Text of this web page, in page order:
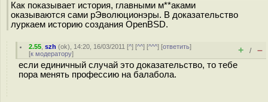
Как показывает история, главными м**аками
оказываются сами рЭволюционэры. В доказательство
луркаем историю создания OpenBSD.
2.55 ,szh (ok), 14:20, 16/03/2011 [^] [^^] [^^^] [ответить]
[к модератору] + / –
если единичный случай это доказательство, то тебе
пора менять профессию на балабола.